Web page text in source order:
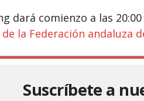
dará comienzo a las
la Federación andaluza
Suscríbete a